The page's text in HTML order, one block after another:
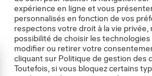
expérience en ligne et vous
personnalisés en fonction de vos
respectons votre droit à la vie privée,
possibilité de choisir les
modifier ou retirer votre
cliquant sur Politique de gestion des
Toutefois, si vous bloquez certains